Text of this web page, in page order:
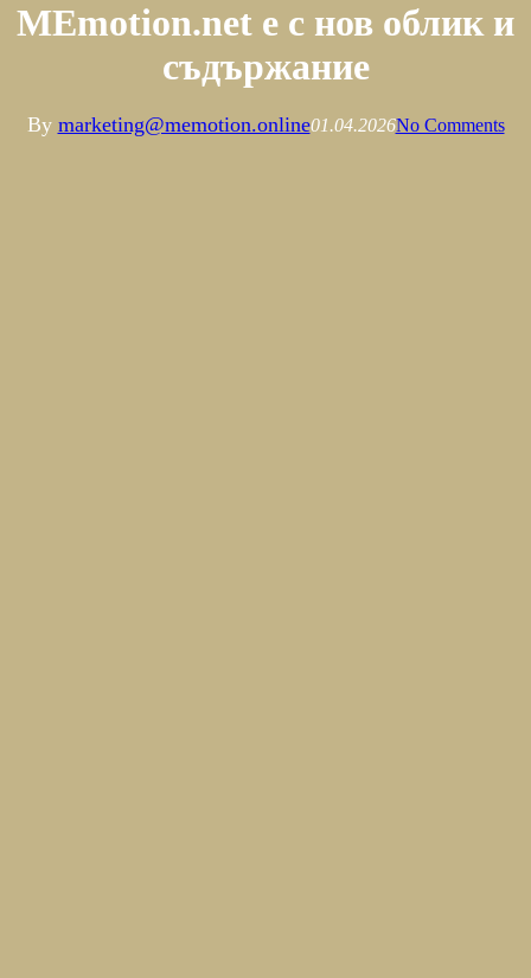
MEmotion.net е с нов облик и
съдържание
By marketing@memotion.online01.04.2026No Comments